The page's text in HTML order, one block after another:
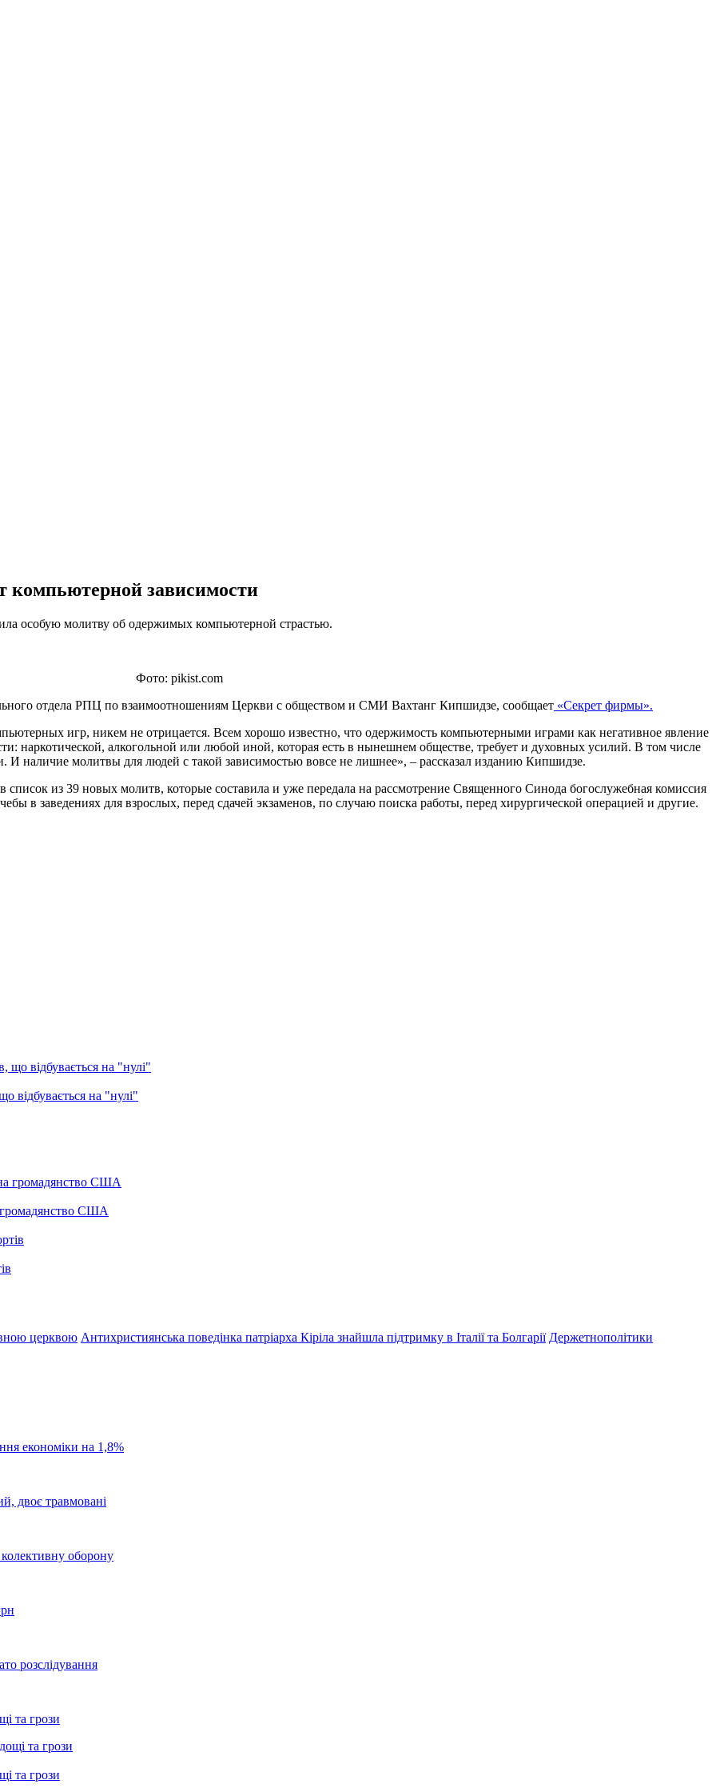
компьютерной зависимости
особую молитву об одержимых компьютерной страстью.
Фото: pikist.com
отдела РПЦ по взаимоотношениям Церкви с обществом и СМИ Вахтанг Кипшидзе, сообщает «Секрет фирмы».
игр, никем не отрицается. Всем хорошо известно, что одержимость компьютерными играми как негативное явление
наркотической, алкогольной или любой иной, которая есть в нынешнем обществе, требует и духовных усилий. В том числе
наличие молитвы для людей с такой зависимостью вовсе не лишнее», – рассказал изданию Кипшидзе.
из 39 новых молитв, которые составила и уже передала на рассмотрение Священного Синода богослужебная комиссия
в заведениях для взрослых, перед сдачей экзаменов, по случаю поиска работы, перед хирургической операцией и другие.
відбувається на "нулі"
громадянство США
церквою Антихристиянська поведінка патріарха Кіріла знайшла підтримку в Італії та Болгарії Держетнополітики
економіки на 1,8%
двоє травмовані
оборону
розслідування
та грози
та грози